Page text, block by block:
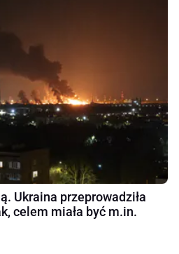
Ukraina przeprowadziła
celem miała być m.in.